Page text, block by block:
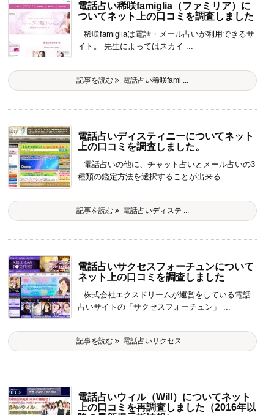
電話占い稀咲famiglia（ファミリア）に
ついてネット上の口コミを調査しました
稀咲famigliaは電話・メール占いが利用できるサ
イト。 先生によってはスカイ ...
記事を読む 電話占い稀咲fami ...
電話占いディスティニーについてネット
上の口コミを調査しました。
電話占いの他に、チャット占いとメール占いの3
種類の鑑定方法を選択することが出来る ...
記事を読む 電話占いディステ ...
電話占いサクセスフォーチュンについて
ネット上の口コミを調査しました
株式会社エクスドリームが運営をしている電話
占いサイトの「サクセスフォーチュン」 ...
記事を読む 電話占いサクセス ...
電話占いウィル（Will）についてネット
上の口コミを再調査しました（2016年以